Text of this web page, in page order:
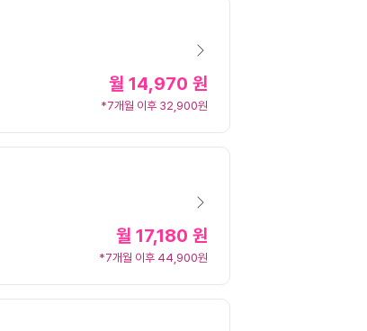
월 14,970 원
*7개월 이후 32,900원
월 17,180 원
*7개월 이후 44,900원